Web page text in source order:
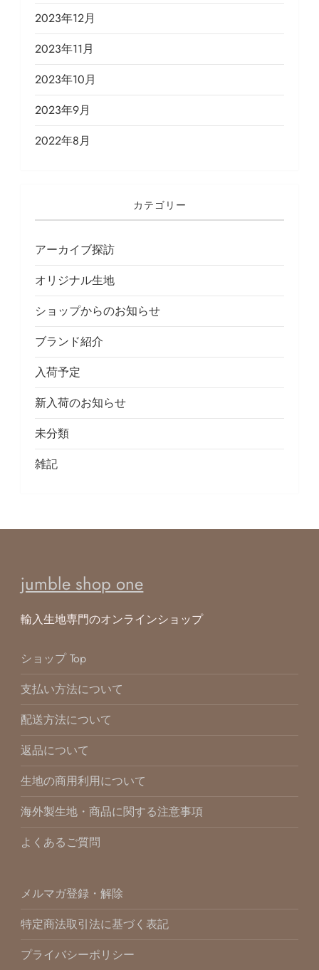
2023年12月
2023年11月
2023年10月
2023年9月
2022年8月
カテゴリー
アーカイブ探訪
オリジナル生地
ショップからのお知らせ
ブランド紹介
入荷予定
新入荷のお知らせ
未分類
雑記
jumble shop one
輸入生地専門のオンラインショップ
ショップ Top
支払い方法について
配送方法について
返品について
生地の商用利用について
海外製生地・商品に関する注意事項
よくあるご質問
メルマガ登録・解除
特定商法取引法に基づく表記
プライバシーポリシー